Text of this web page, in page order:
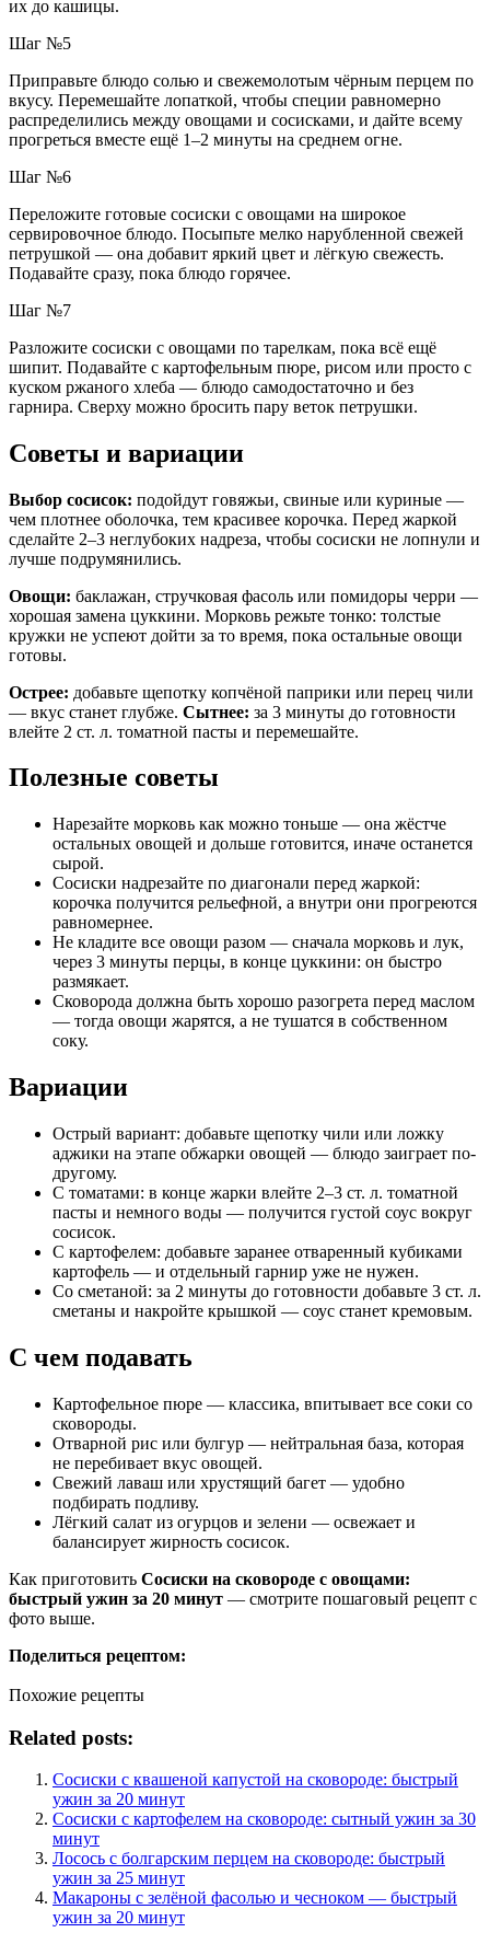
их до кашицы.
Шаг №5
Приправьте блюдо солью и свежемолотым чёрным перцем по
вкусу. Перемешайте лопаткой, чтобы специи равномерно
распределились между овощами и сосисками, и дайте всему
прогреться вместе ещё 1–2 минуты на среднем огне.
Шаг №6
Переложите готовые сосиски с овощами на широкое
сервировочное блюдо. Посыпьте мелко нарубленной свежей
петрушкой — она добавит яркий цвет и лёгкую свежесть.
Подавайте сразу, пока блюдо горячее.
Шаг №7
Разложите сосиски с овощами по тарелкам, пока всё ещё
шипит. Подавайте с картофельным пюре, рисом или просто с
куском ржаного хлеба — блюдо самодостаточно и без
гарнира. Сверху можно бросить пару веток петрушки.
Советы и вариации
Выбор сосисок: подойдут говяжьи, свиные или куриные —
чем плотнее оболочка, тем красивее корочка. Перед жаркой
сделайте 2–3 неглубоких надреза, чтобы сосиски не лопнули и
лучше подрумянились.
Овощи: баклажан, стручковая фасоль или помидоры черри —
хорошая замена цуккини. Морковь режьте тонко: толстые
кружки не успеют дойти за то время, пока остальные овощи
готовы.
Острее: добавьте щепотку копчёной паприки или перец чили
— вкус станет глубже. Сытнее: за 3 минуты до готовности
влейте 2 ст. л. томатной пасты и перемешайте.
Полезные советы
Нарезайте морковь как можно тоньше — она жёстче
остальных овощей и дольше готовится, иначе останется
сырой.
Сосиски надрезайте по диагонали перед жаркой:
корочка получится рельефной, а внутри они прогреются
равномернее.
Не кладите все овощи разом — сначала морковь и лук,
через 3 минуты перцы, в конце цуккини: он быстро
размякает.
Сковорода должна быть хорошо разогрета перед маслом
— тогда овощи жарятся, а не тушатся в собственном
соку.
Вариации
Острый вариант: добавьте щепотку чили или ложку
аджики на этапе обжарки овощей — блюдо заиграет по-
другому.
С томатами: в конце жарки влейте 2–3 ст. л. томатной
пасты и немного воды — получится густой соус вокруг
сосисок.
С картофелем: добавьте заранее отваренный кубиками
картофель — и отдельный гарнир уже не нужен.
Со сметаной: за 2 минуты до готовности добавьте 3 ст. л.
сметаны и накройте крышкой — соус станет кремовым.
С чем подавать
Картофельное пюре — классика, впитывает все соки со
сковороды.
Отварной рис или булгур — нейтральная база, которая
не перебивает вкус овощей.
Свежий лаваш или хрустящий багет — удобно
подбирать подливу.
Лёгкий салат из огурцов и зелени — освежает и
балансирует жирность сосисок.
Как приготовить Сосиски на сковороде с овощами:
быстрый ужин за 20 минут — смотрите пошаговый рецепт с
фото выше.
Поделиться рецептом:
Похожие рецепты
Related posts:
Сосиски с квашеной капустой на сковороде: быстрый
ужин за 20 минут
Сосиски с картофелем на сковороде: сытный ужин за 30
минут
Лосось с болгарским перцем на сковороде: быстрый
ужин за 25 минут
Макароны с зелёной фасолью и чесноком — быстрый
ужин за 20 минут